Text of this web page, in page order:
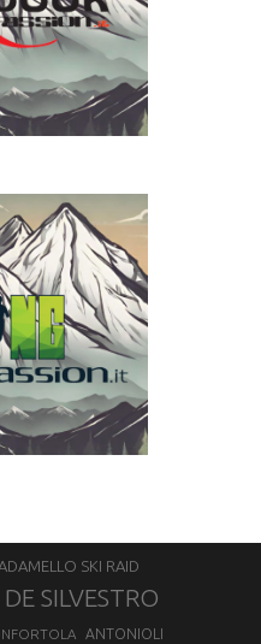
SKI RAID
SILVESTRO
ANTONIOLI